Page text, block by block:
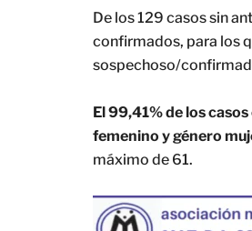
De los 129 casos sin
confirmados, para los
sospechoso/
El 99,41% de los
femenino y género
máximo de 61.